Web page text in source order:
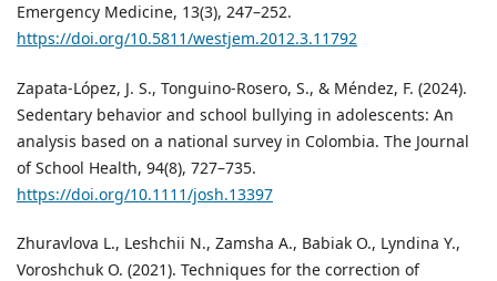
Emergency Medicine, 13(3), 247–252.
https://doi.org/10.5811/westjem.2012.3.11792
Zapata-López, J. S., Tonguino-Rosero, S., & Méndez, F. (2024).
Sedentary behavior and school bullying in adolescents: An
analysis based on a national survey in Colombia. The Journal
of School Health, 94(8), 727–735.
https://doi.org/10.1111/josh.13397
Zhuravlova L., Leshchii N., Zamsha A., Babiak O., Lyndina Y.,
Voroshchuk O. (2021). Techniques for the correction of